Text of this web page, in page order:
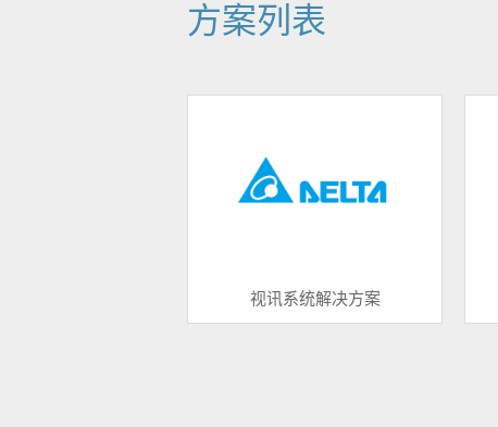
方案列表
视讯系统解决方案